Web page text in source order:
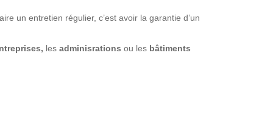
un entretien régulier, c’est avoir la garantie d’un
les adminisrations ou les bâtiments